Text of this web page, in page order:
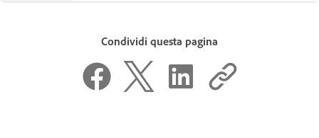
Condividi questa pagina